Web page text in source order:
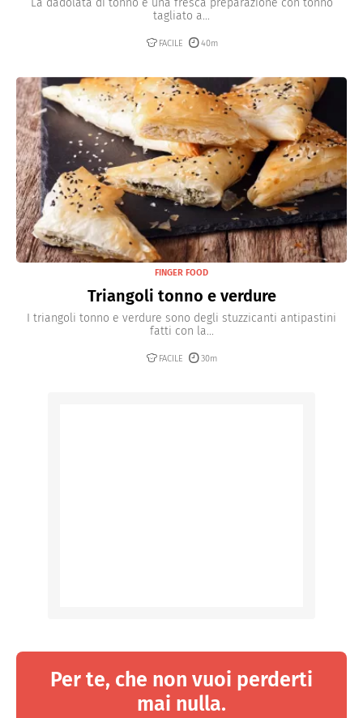
tagliato a...
FACILE 40m
FINGER FOOD
Triangoli tonno e verdure
I triangoli tonno e verdure sono degli stuzzicanti antipastini
fatti con la...
FACILE 30m
Per te, che non vuoi perderti
mai nulla.